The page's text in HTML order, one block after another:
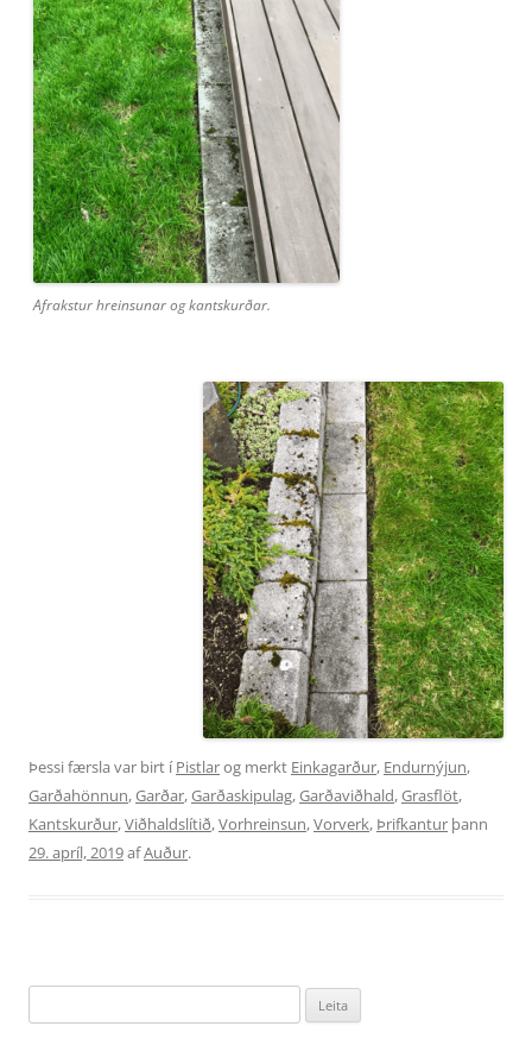
Afrakstur hreinsunar og kantskurðar.
Þessi færsla var birt íPistlarog merkt Einkagarður, Endurnýjun,
Garðahönnun,Garðar,Garðaskipulag,Garðaviðhald,Grasflöt,
Kantskurður,Viðhaldslítið,Vorhreinsun,Vorverk, Þrifkantur þann
29. apríl, 2019afAuður.
að: